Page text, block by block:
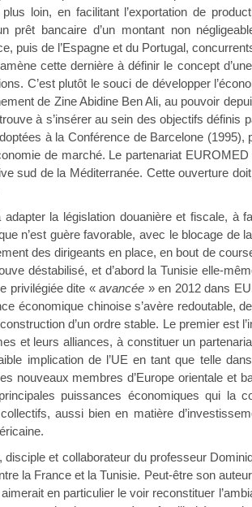
loin, en facilitant l’exportation de
prêt bancaire d’un montant non
puis de l’Espagne et du Portugal,
cette dernière à définir le concept
C’est plutôt le souci de développer
de Zine Abidine Ben Ali, au pouvoir
à s’insérer au sein des objectifs définis
à la Conférence de Barcelone (1995),
de marché. Le partenariat
sud de la Méditerranée. Cette ouverture
la législation douanière et fiscale, à
n’est guère favorable, avec le blocage de
des dirigeants en place, en bout de
déstabilisé, et d’abord la Tunisie elle-
privilégiée dite «avancée » en 2012 dans
économique chinoise s’avère redoutable,
d’un ordre stable. Le premier est
et leurs alliances, à constituer un
implication de l’UE en tant que telle dans
nouveaux membres d’Europe orientale et
puissances économiques qui la
aussi bien en matière
et collaborateur du professeur
la France et la Tunisie. Peut-être son
en particulier le voir reconstituer